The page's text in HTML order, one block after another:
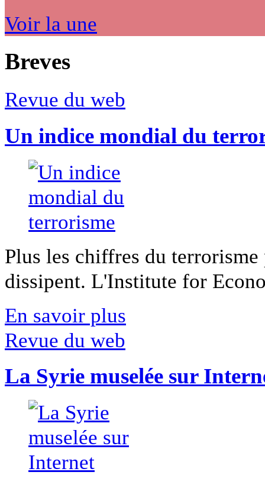
Voir la une
Breves
Revue du web
Un indice mondial du
Plus les chiffres du
dissipent. L'Institute for
En savoir plus
Revue du web
La Syrie muselée sur